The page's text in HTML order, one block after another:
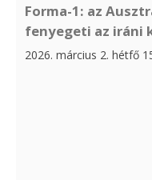
Forma-1: az
fenyegeti az iráni
2026. március 2. hétfő